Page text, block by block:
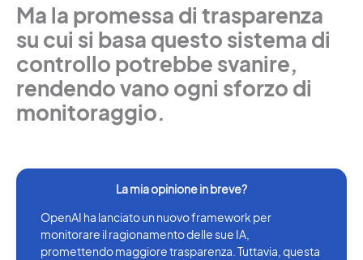
Ma la promessa di trasparenza
su cui si basa questo sistema di
controllo potrebbe svanire,
rendendo vano ogni sforzo di
monitoraggio.
OpenAI ha lanciato un nuovo framework per
monitorare il ragionamento delle sue IA,
promettendo maggiore trasparenza. Tuttavia, questa